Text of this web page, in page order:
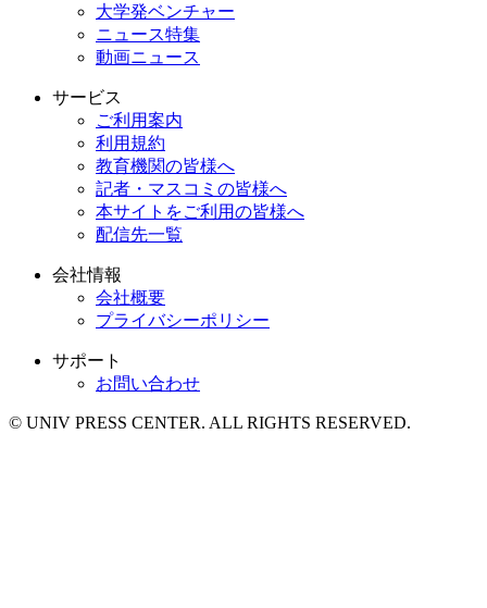
大学発ベンチャー
ニュース特集
動画ニュース
サービス
ご利用案内
利用規約
教育機関の皆様へ
記者・マスコミの皆様へ
本サイトをご利用の皆様へ
配信先一覧
会社情報
会社概要
プライバシーポリシー
サポート
お問い合わせ
© UNIV PRESS CENTER. ALL RIGHTS RESERVED.